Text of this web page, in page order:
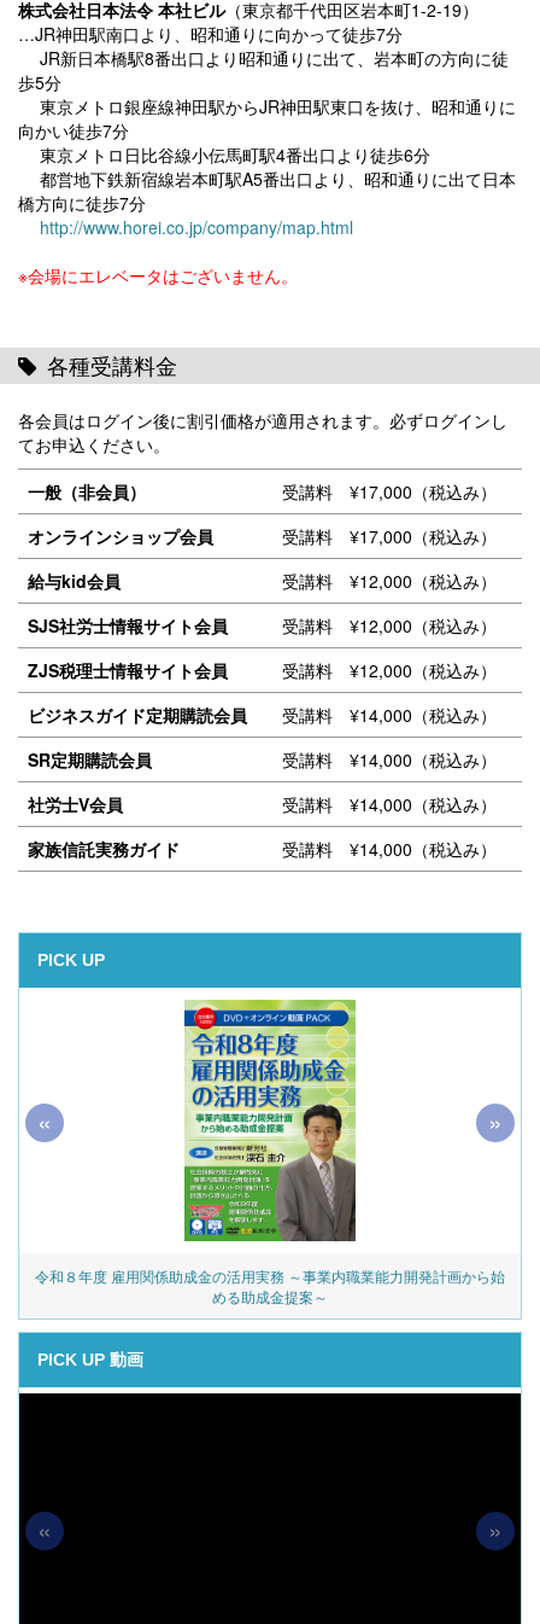
株式会社日本法令 本社ビル（東京都千代田区岩本町1-2-19）
…JR神田駅南口より、昭和通りに向かって徒歩7分
JR新日本橋駅8番出口より昭和通りに出て、岩本町の方向に徒
歩5分
東京メトロ銀座線神田駅からJR神田駅東口を抜け、昭和通りに
向かい徒歩7分
東京メトロ日比谷線小伝馬町駅4番出口より徒歩6分
都営地下鉄新宿線岩本町駅A5番出口より、昭和通りに出て日本
橋方向に徒歩7分
http://www.horei.co.jp/company/map.html
※会場にエレベータはございません。
各種受講料金
各会員はログイン後に割引価格が適用されます。必ずログインし
てお申込ください。
一般（非会員）
受講料 ¥17,000（税込み）
オンラインショップ会員
受講料 ¥17,000（税込み）
給与kid会員
受講料 ¥12,000（税込み）
SJS社労士情報サイト会員
受講料 ¥12,000（税込み）
ZJS税理士情報サイト会員
受講料 ¥12,000（税込み）
ビジネスガイド定期購読会員
受講料 ¥14,000（税込み）
SR定期購読会員
受講料 ¥14,000（税込み）
社労士V会員
受講料 ¥14,000（税込み）
家族信託実務ガイド
受講料 ¥14,000（税込み）
PICK UP
令和８年度 雇用関係助成金の活用実務 ～事業内職業能力開発計画から始
める助成金提案～
« »
PICK UP 動画
« »